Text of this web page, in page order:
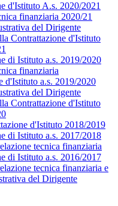
d'Istituto A.s. 2020/2021
finanziaria 2020/21
del Dirigente
Contrattazione d'Istituto
di Istituto a.s. 2019/2020
finanziaria
d'Istituto a.s. 2019/2020
del Dirigente
Contrattazione d'Istituto
d'Istituto 2018/2019
di Istituto a.s. 2017/2018
tecnica finanziaria
di Istituto a.s. 2016/2017
tecnica finanziaria e
del Dirigente